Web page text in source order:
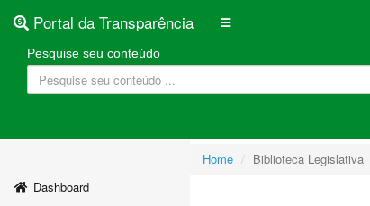
Portal da Transparência
Pesquise seu conteúdo
Dashboard
Home Biblioteca Legislativa